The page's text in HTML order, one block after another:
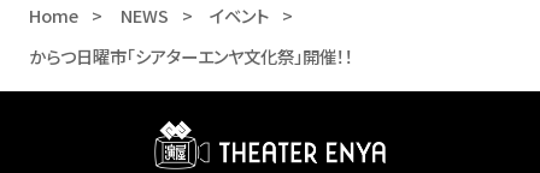
Home NEWS
イベント
からつ日曜市「シアターエンヤ文化祭」開催！！